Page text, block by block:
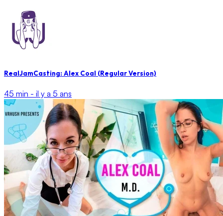
RealJamCasting: Alex Coal (Regular Version)
45 min - il y a 5 ans